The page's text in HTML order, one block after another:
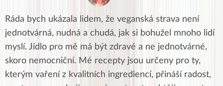
Ráda bych ukázala lidem, že veganská strava není
jednotvárná, nudná a chudá, jak si bohužel mnoho lidí
myslí. Jídlo pro mě má být zdravé a ne jednotvárné,
skoro nemocniční. Mé recepty jsou určeny pro ty,
kterým vaření z kvalitních ingrediencí, přináší radost,